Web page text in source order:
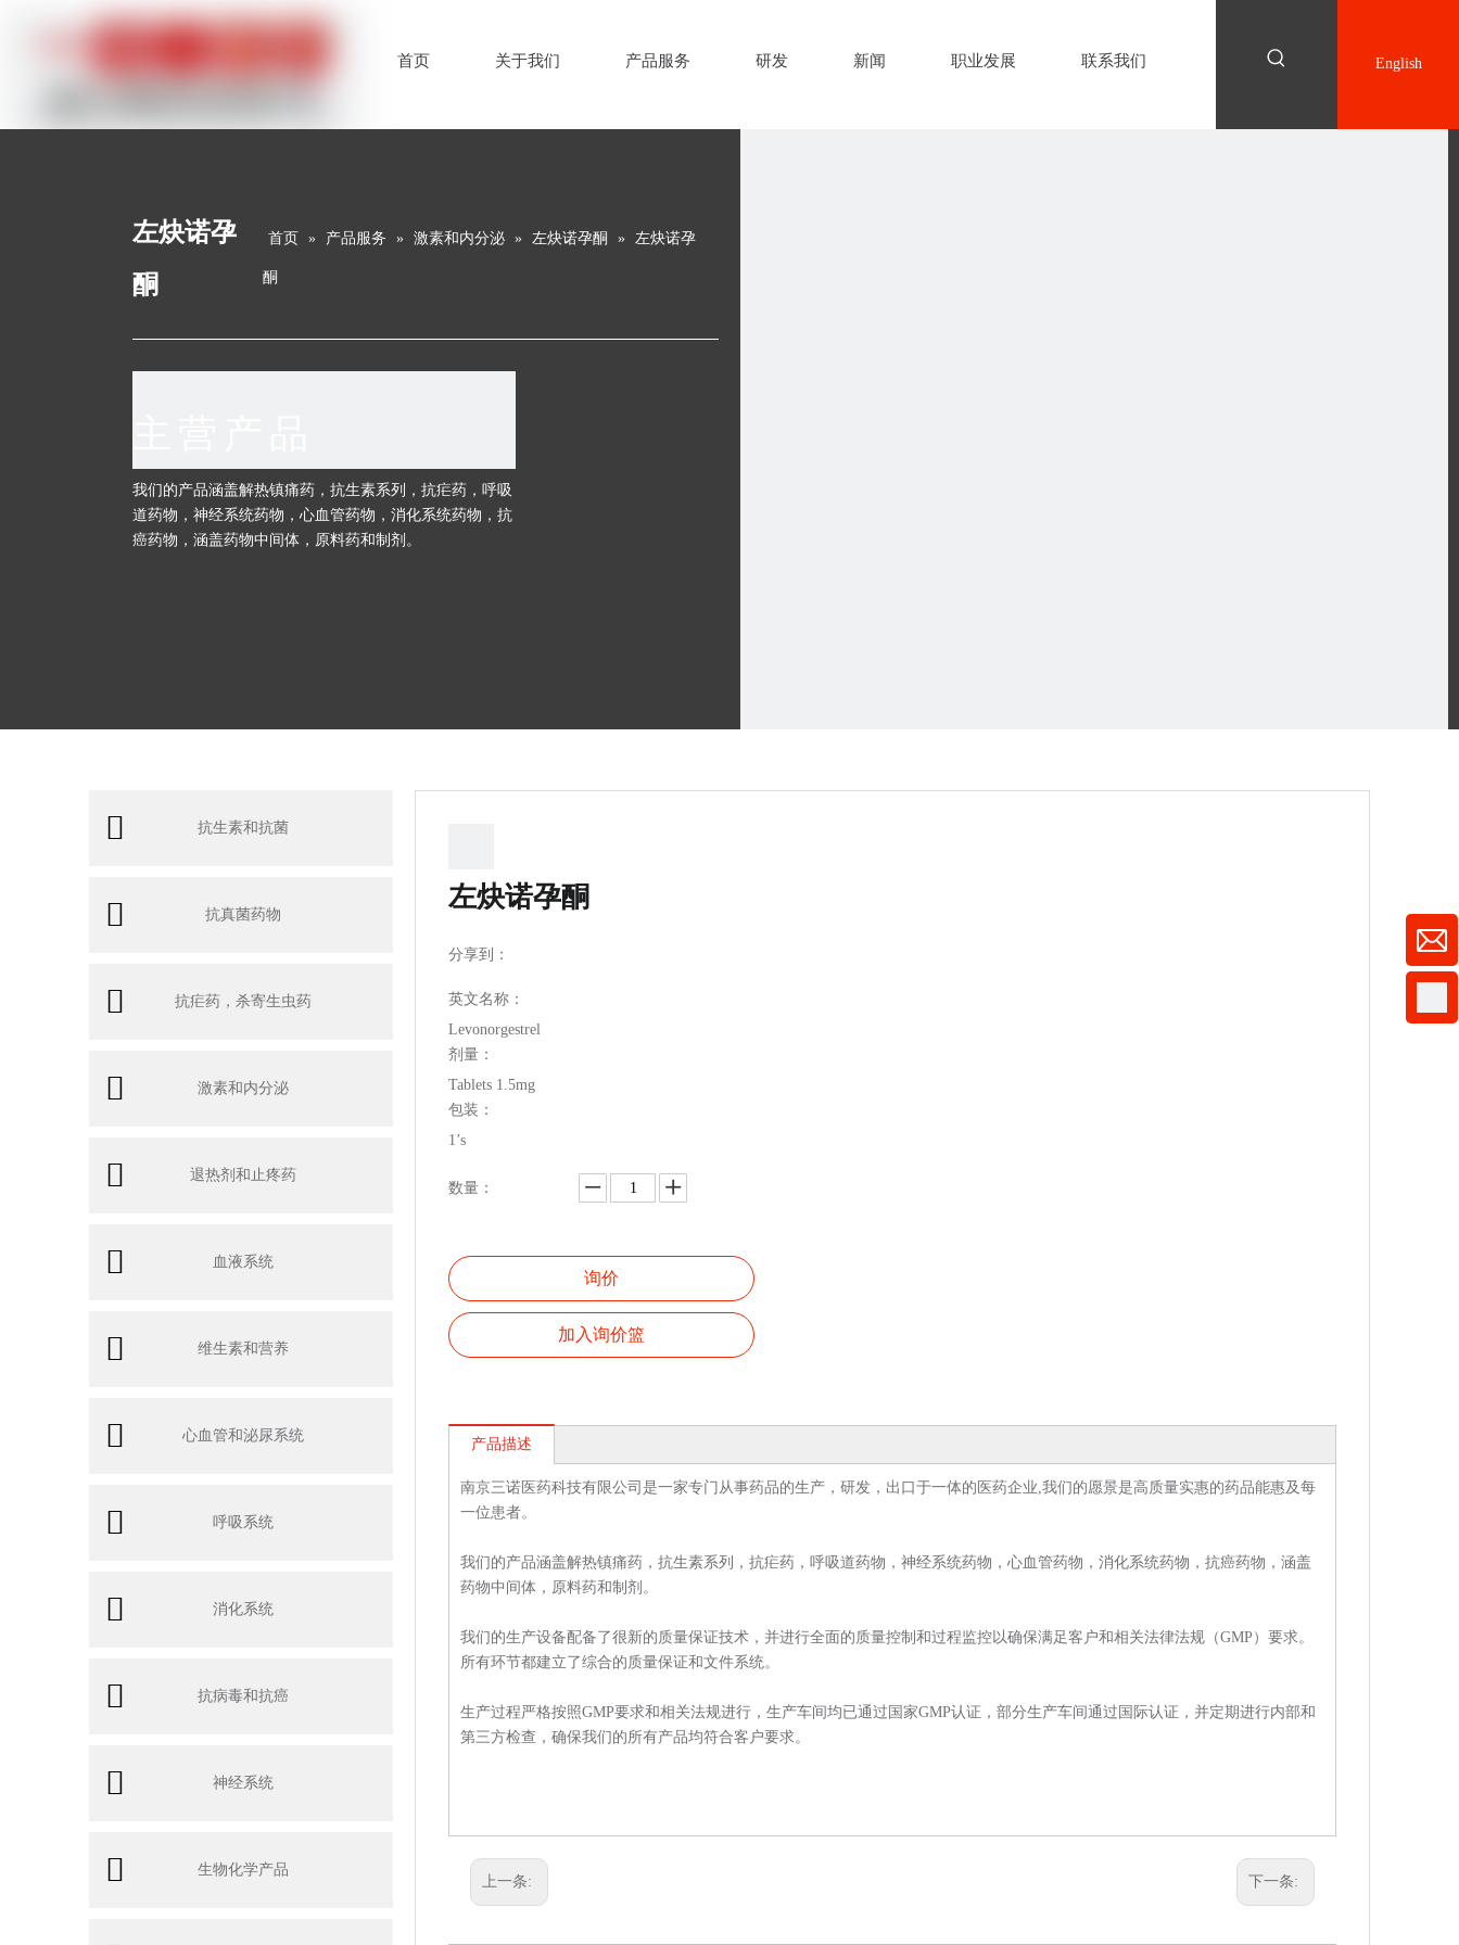
首页 关于我们 产品服务 研发 新闻 职业发展 联系我们 English
左炔诺孕
酮
首页 » 产品服务 » 激素和内分泌 » 左炔诺孕酮 » 左炔诺孕
酮
我们的产品涵盖解热镇痛药，抗生素系列，抗疟药，呼吸
道药物，神经系统药物，心血管药物，消化系统药物，抗
癌药物，涵盖药物中间体，原料药和制剂。
抗生素和抗菌
抗真菌药物
抗疟药，杀寄生虫药
激素和内分泌
退热剂和止疼药
血液系统
维生素和营养
心血管和泌尿系统
呼吸系统
消化系统
抗病毒和抗癌
神经系统
生物化学产品
左炔诺孕酮
分享到：
英文名称：
Levonorgestrel
剂量：
Tablets 1.5mg
包装：
1’s
数量：
询价
加入询价篮
产品描述
南京三诺医药科技有限公司是一家专门从事药品的生产，研发，出口于一体的医药企业,我们的愿景是高质量实惠的药品能惠及每
一位患者。
我们的产品涵盖解热镇痛药，抗生素系列，抗疟药，呼吸道药物，神经系统药物，心血管药物，消化系统药物，抗癌药物，涵盖
药物中间体，原料药和制剂。
我们的生产设备配备了很新的质量保证技术，并进行全面的质量控制和过程监控以确保满足客户和相关法律法规（GMP）要求。
所有环节都建立了综合的质量保证和文件系统。
生产过程严格按照GMP要求和相关法规进行，生产车间均已通过国家GMP认证，部分生产车间通过国际认证，并定期进行内部和
第三方检查，确保我们的所有产品均符合客户要求。
上一条: 下一条: